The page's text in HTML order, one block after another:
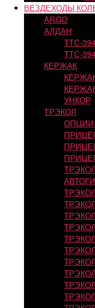
ВЕЗДЕХОДЫ
ARGO
АЛДАН
ТТС-
ТТС-
КЕРЖАК
УНКОР
ТРЭКОЛ
ОПЦИИ